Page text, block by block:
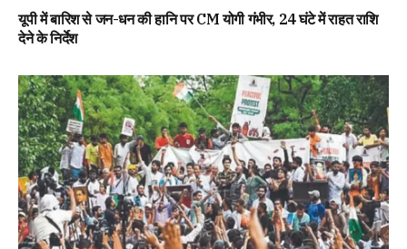
यूपी में बारिश से जन-धन की हानि पर CM योगी गंभीर, 24 घंटे में राहत राशि
देने के निर्देश